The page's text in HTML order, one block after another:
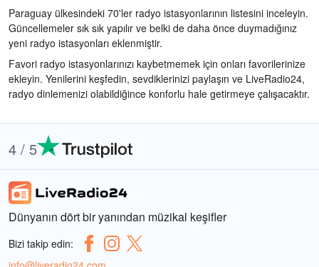
Paraguay ülkesindeki 70'ler radyo istasyonlarının listesini inceleyin.
Güncellemeler sık sık yapılır ve belki de daha önce duymadığınız
yeni radyo istasyonları eklenmiştir.
Favori radyo istasyonlarınızı kaybetmemek için onları favorilerinize
ekleyin. Yenilerini keşfedin, sevdiklerinizi paylaşın ve LiveRadio24,
radyo dinlemenizi olabildiğince konforlu hale getirmeye çalışacaktır.
4 / 5
Dünyanın dört bir yanından müzikal keşifler
Bizi takip edin: